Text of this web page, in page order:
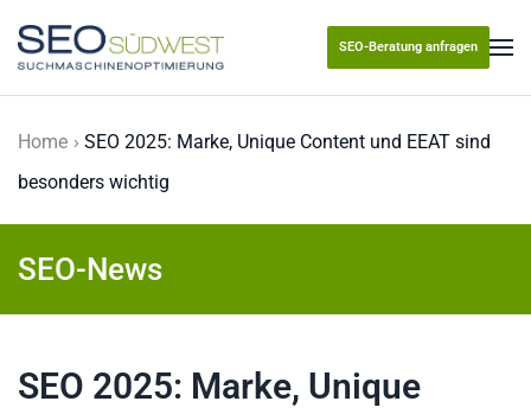
Skip to main content
SEO-Beratung anfragen
Home
SEO 2025: Marke, Unique Content und EEAT sind
besonders wichtig
SEO-News
SEO 2025: Marke, Unique